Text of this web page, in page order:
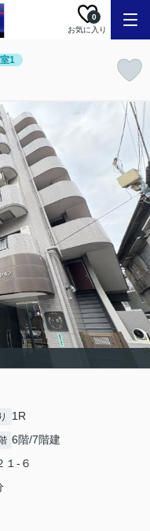
お気に入り
0
1
1R
6階/7階建
１-６